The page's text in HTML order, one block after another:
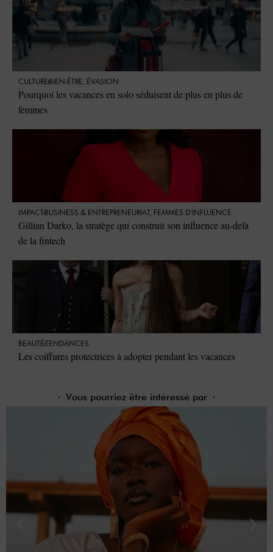
CULTURE BIEN-ÊTRE, ÉVASION
Pourquoi les vacances en solo séduisent de plus en plus de
femmes
IMPACT ⁠BUSINESS & ENTREPRENEURIAT, FEMMES D'INFLUENCE
Gillian Darko, la stratège qui construit son influence au-delà
de la fintech
BEAUTÉTENDANCES
Les coiffures protectrices à adopter pendant les vacances
Vous pourriez être intéressé par